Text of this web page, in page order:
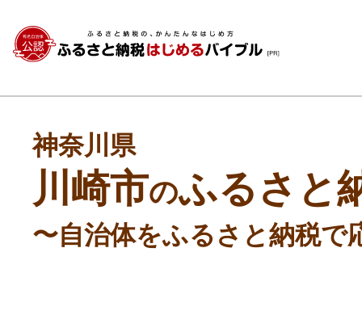
神奈川県
川崎市のふるさと
〜自治体をふるさと納税で